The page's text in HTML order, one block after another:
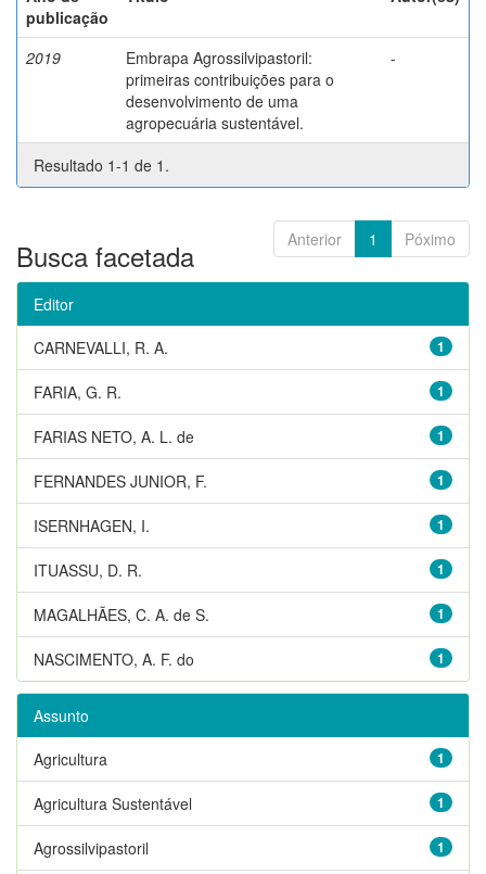
publicação
2019
Embrapa Agrossilvipastoril:
primeiras contribuições para o
desenvolvimento de uma
agropecuária sustentável.
-
Resultado 1-1 de 1.
Anterior 1 Póximo
Busca facetada
Editor
1
CARNEVALLI, R. A.
1
FARIA, G. R.
1
FARIAS NETO, A. L. de
1
FERNANDES JUNIOR, F.
1
ISERNHAGEN, I.
1
ITUASSU, D. R.
1
MAGALHÃES, C. A. de S.
1
NASCIMENTO, A. F. do
Assunto
1
Agricultura
1
Agricultura Sustentável
1
Agrossilvipastoril